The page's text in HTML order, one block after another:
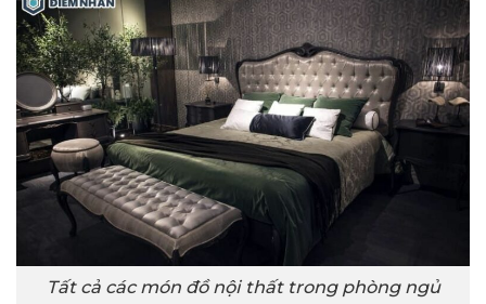
Tất cả các món đồ nội thất trong phòng ngủ